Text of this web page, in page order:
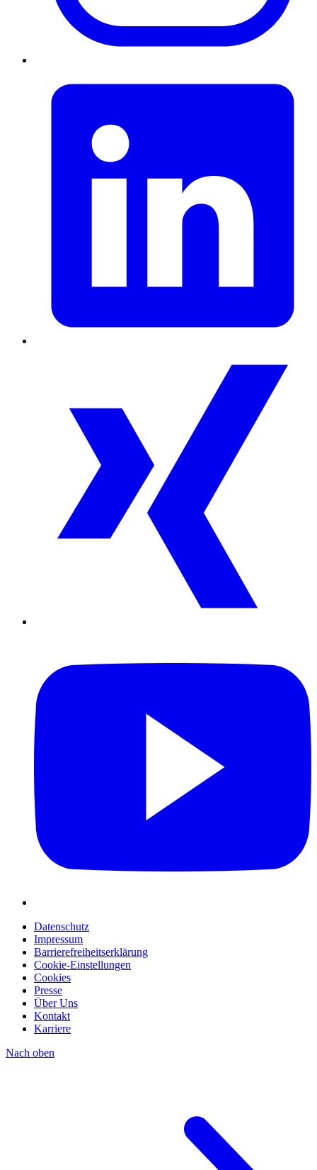
Datenschutz
Impressum
Barrierefreiheitserklärung
Cookie-Einstellungen
Cookies
Presse
Über Uns
Kontakt
Karriere
Nach oben